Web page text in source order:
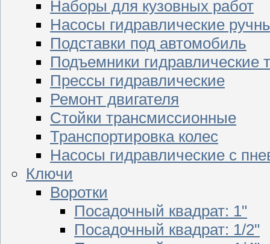
Наборы для кузовных работ
Насосы гидравлические
Подставки под автомобиль
Подъемники гидравлические
Прессы гидравлические
Ремонт двигателя
Стойки трансмиссионные
Транспортировка колес
Насосы гидравлические с
Ключи
Воротки
Посадочный квадрат: 1"
Посадочный квадрат: 1/2"